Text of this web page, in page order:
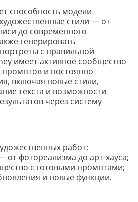
способность модели
стили — от
до современного
генерировать
с правильной
имеет активное сообщество
промптов и постоянно
включая новые стили,
текста и возможности
через систему
работ;
от фотореализма до арт-хауса;
с готовыми промптами;
и новые функции.